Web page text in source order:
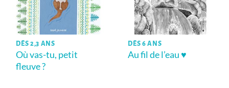
DÈS 2,3 ANS
Où vas-tu, petit
fleuve ?
DÈS 6 ANS
Au fil de l’eau ♥